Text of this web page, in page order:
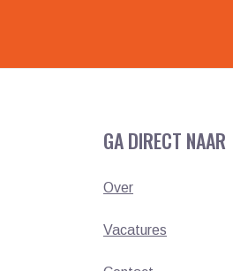
GA DIRECT NAAR
Over
Vacatures